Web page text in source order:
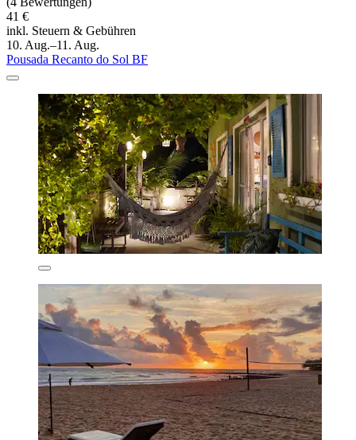
41 €
inkl. Steuern & Gebühren
10. Aug.–11. Aug.
Pousada Recanto do Sol BF